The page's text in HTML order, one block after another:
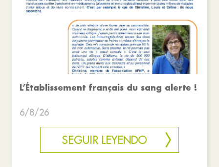
L’Établissement français du sang alerte !
6/8/26
SEGUIR LEYENDO